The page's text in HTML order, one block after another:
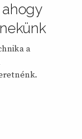
nekünk
a